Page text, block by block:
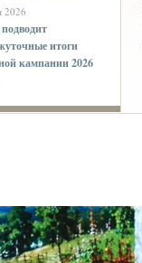
2026
итоги
кампании 2026